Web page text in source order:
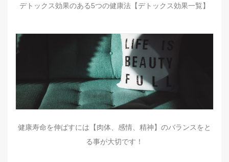
デトックス効果のある5つの健康法【デトックス効果一覧】
健康寿命を伸ばすには【肉体、感情、精神】のバランスをと
る事が大切です！